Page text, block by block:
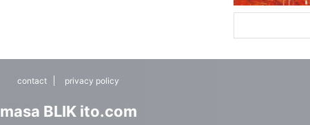
contact privacy policy
masa BLIK ito.com